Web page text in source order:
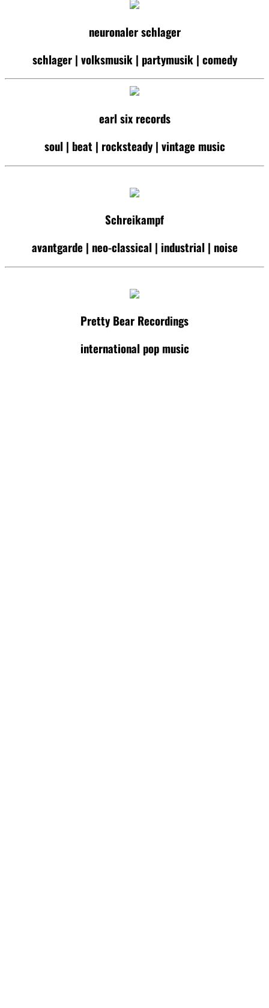
neuronaler schlager
schlager | volksmusik | partymusik | comedy
earl six records
soul | beat | rocksteady | vintage music
Schreikampf
avantgarde | neo-classical | industrial | noise
Pretty Bear Recordings
international pop music